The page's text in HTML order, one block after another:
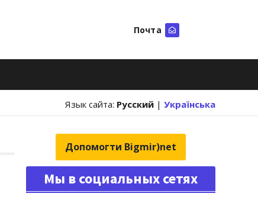
Почта
Язык сайта: Русский | Українська
Допомогти Bigmir)net
Мы в социальных сетях